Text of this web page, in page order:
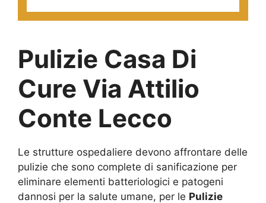
Pulizie Casa Di
Cure Via Attilio
Conte Lecco
Le strutture ospedaliere devono affrontare delle
pulizie che sono complete di sanificazione per
eliminare elementi batteriologici e patogeni
dannosi per la salute umane, per le Pulizie